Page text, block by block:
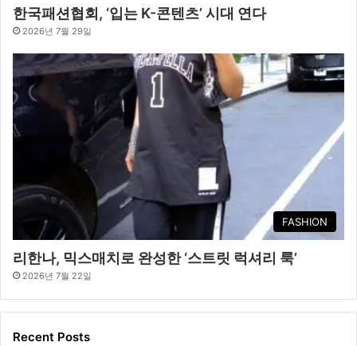
한국패션협회, ‘입는 K-콘텐츠’ 시대 연다
2026년 7월 29일
FASHION
리한나, 믹스매치로 완성한 ‘스트릿 럭셔리 룩’
2026년 7월 22일
Recent Posts